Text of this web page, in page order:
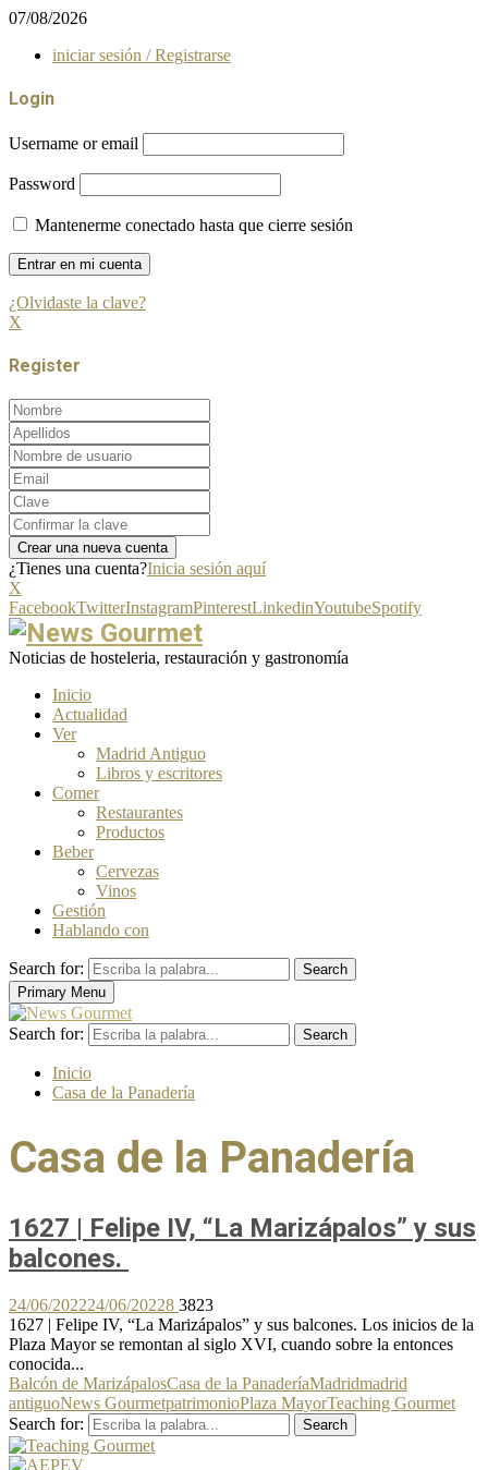
07/08/2026
iniciar sesión / Registrarse
Login
Username or email
Password
Mantenerme conectado hasta que cierre sesión
¿Olvidaste la clave?
X
Register
¿Tienes una cuenta?Inicia sesión aquí
X
FacebookTwitterInstagramPinterestLinkedinYoutubeSpotify
Noticias de hosteleria, restauración y gastronomía
Inicio
Actualidad
Ver
Madrid Antiguo
Libros y escritores
Comer
Restaurantes
Productos
Beber
Cervezas
Vinos
Gestión
Hablando con
Search for:
Search
Primary Menu
Search for: Search
Inicio
Casa de la Panadería
Casa de la Panadería
1627 | Felipe IV, “La Marizápalos” y sus
balcones.
24/06/202224/06/20228 3823
1627 | Felipe IV, “La Marizápalos” y sus balcones. Los inicios de la
Plaza Mayor se remontan al siglo XVI, cuando sobre la entonces
conocida...
Balcón de MarizápalosCasa de la PanaderíaMadridmadrid
antiguoNews GourmetpatrimonioPlaza MayorTeaching Gourmet
Search for:
Search